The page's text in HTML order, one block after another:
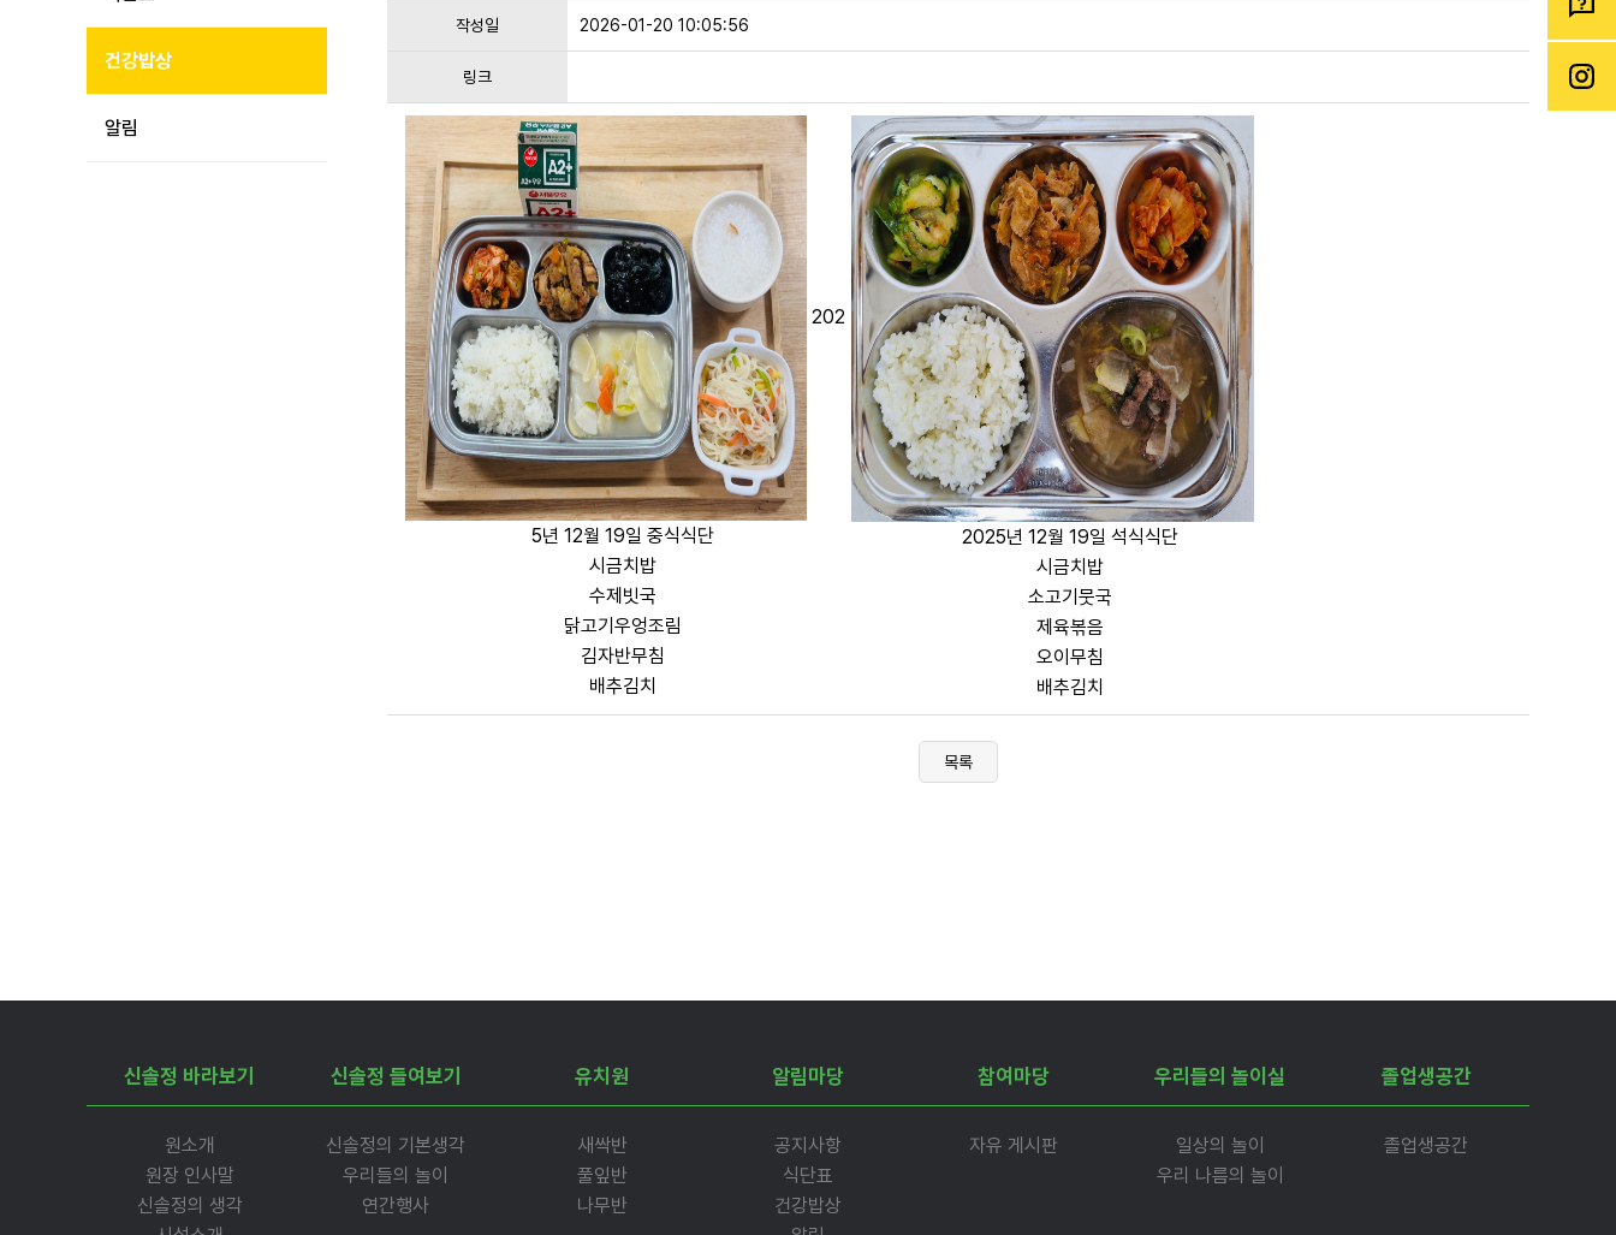
건강밥상
알림
작성일 2026-01-20 10:05:56
링크
202
5년 12월 19일 중식식단
시금치밥
수제빗국
닭고기우엉조림
김자반무침
배추김치
2025년 12월 19일 석식식단
시금치밥
소고기뭇국
제육볶음
오이무침
배추김치
목록
신솔정 바라보기 신솔정 들여보기 유치원 알림마당 참여마당 우리들의 놀이실 졸업생공간
원소개
원장 인사말
신솔정의 생각
신솔정의 기본생각
우리들의 놀이
연간행사
새싹반
풀잎반
나무반
공지사항
식단표
건강밥상
자유 게시판
일상의 놀이
우리 나름의 놀이
졸업생공간